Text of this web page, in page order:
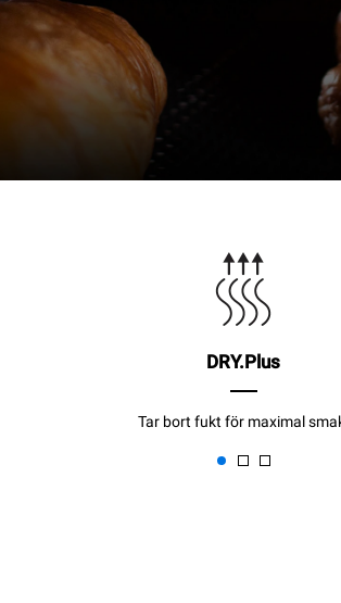
DRY.Plus
Tar bort fukt för maximal